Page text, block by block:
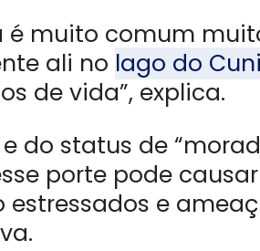
é muito comum
ali no lago do
de vida”, explica.
do status de
porte pode
e